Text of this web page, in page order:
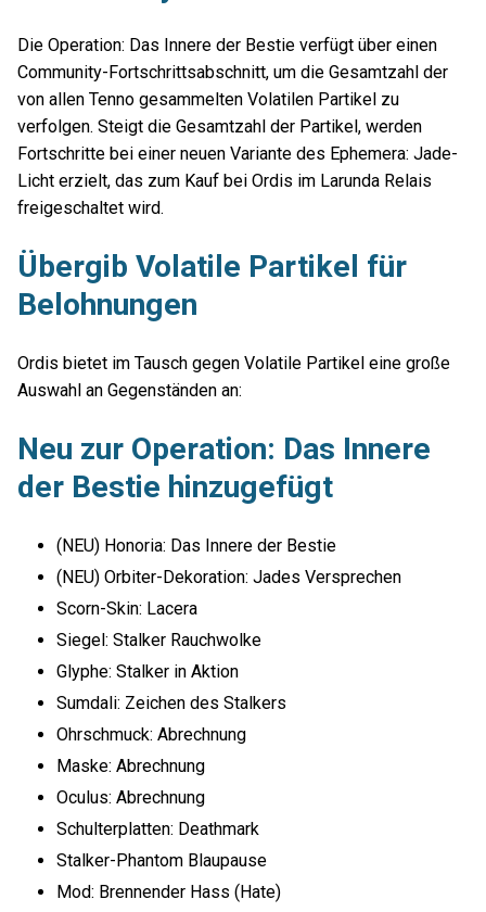
Die Operation: Das Innere der Bestie verfügt über einen
Community-Fortschrittsabschnitt, um die Gesamtzahl der
von allen Tenno gesammelten Volatilen Partikel zu
verfolgen. Steigt die Gesamtzahl der Partikel, werden
Fortschritte bei einer neuen Variante des Ephemera: Jade-
Licht erzielt, das zum Kauf bei Ordis im Larunda Relais
freigeschaltet wird.
Übergib Volatile Partikel für
Belohnungen
Ordis bietet im Tausch gegen Volatile Partikel eine große
Auswahl an Gegenständen an:
Neu zur Operation: Das Innere
der Bestie hinzugefügt
(NEU) Honoria: Das Innere der Bestie
(NEU) Orbiter-Dekoration: Jades Versprechen
Scorn-Skin: Lacera
Siegel: Stalker Rauchwolke
Glyphe: Stalker in Aktion
Sumdali: Zeichen des Stalkers
Ohrschmuck: Abrechnung
Maske: Abrechnung
Oculus: Abrechnung
Schulterplatten: Deathmark
Stalker-Phantom Blaupause
Mod: Brennender Hass (Hate)